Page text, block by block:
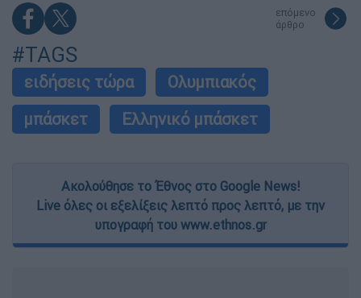
επόμενο
άρθρο
#TAGS
ειδήσεις τώρα
Ολυμπιακός
μπάσκετ
Ελληνικό μπάσκετ
Ακολούθησε το Έθνος στο Google News!
Live όλες οι εξελίξεις λεπτό προς λεπτό, με την
υπογραφή του www.ethnos.gr